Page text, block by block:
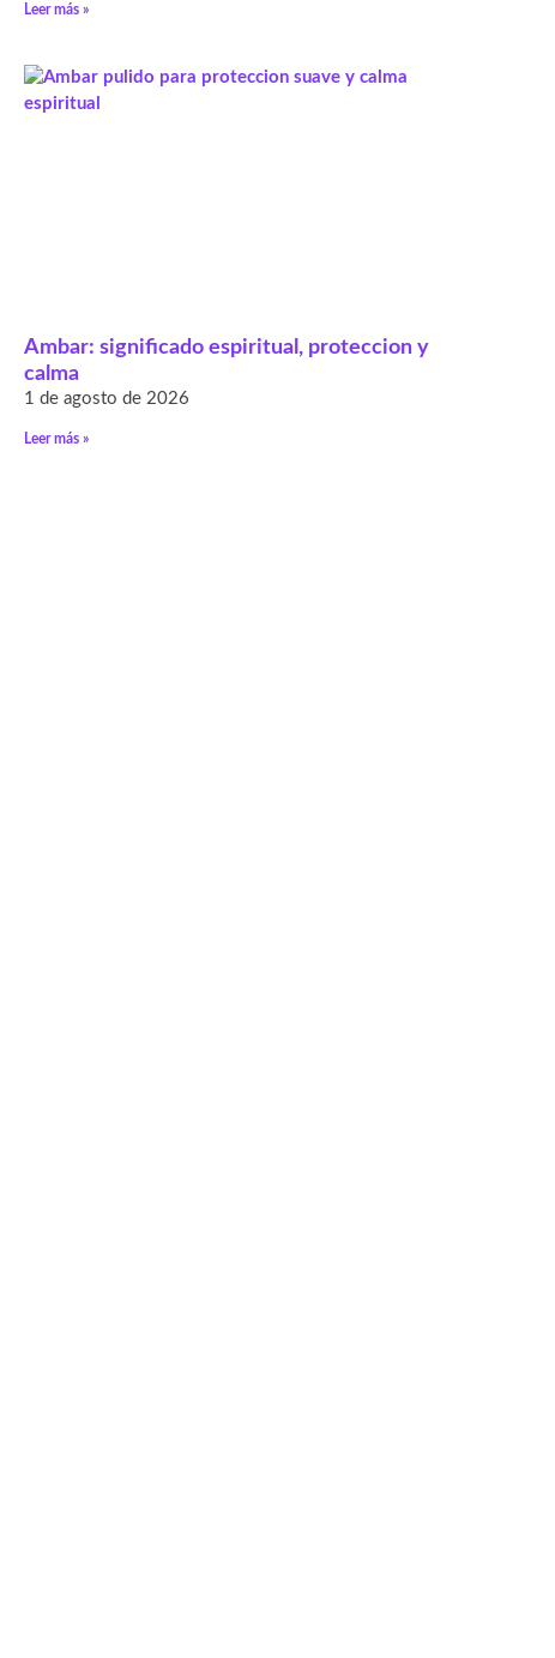
Leer más »
Ambar: significado espiritual, proteccion y
calma
1 de agosto de 2026
Leer más »